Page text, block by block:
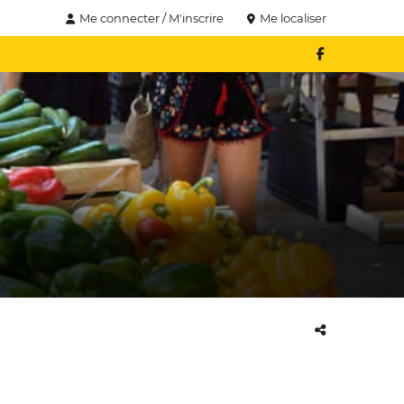
Me connecter / M'inscrire Me localiser